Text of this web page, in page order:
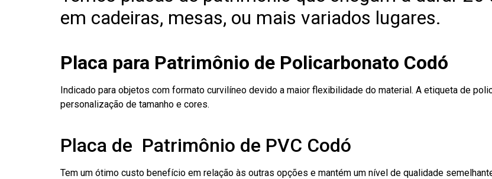
em cadeiras, mesas, ou mais variados lugares.
Placa para Patrimônio de Policarbonato Codó
Indicado para objetos com formato curvilíneo devido a maior flexibilidade do material. A etiqueta de
personalização de tamanho e cores.
Placa de Patrimônio de PVC Codó
Tem um ótimo custo benefício em relação às outras opções e mantém um nível de qualidade